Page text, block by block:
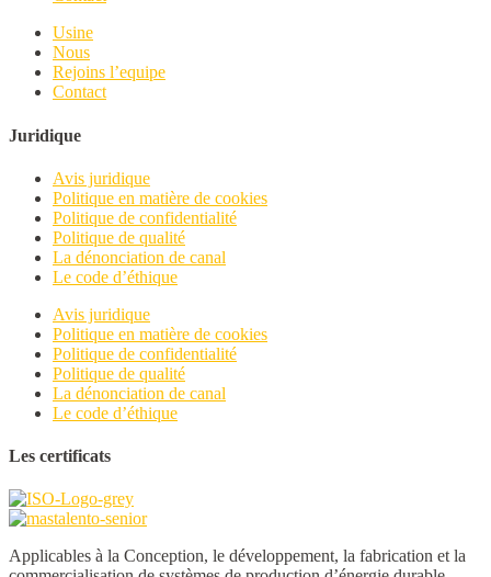
Usine
Nous
Rejoins l’equipe
Contact
Juridique
Avis juridique
Politique en matière de cookies
Politique de confidentialité
Politique de qualité
La dénonciation de canal
Le code d’éthique
Avis juridique
Politique en matière de cookies
Politique de confidentialité
Politique de qualité
La dénonciation de canal
Le code d’éthique
Les certificats
Applicables à la Conception, le développement, la fabrication et la